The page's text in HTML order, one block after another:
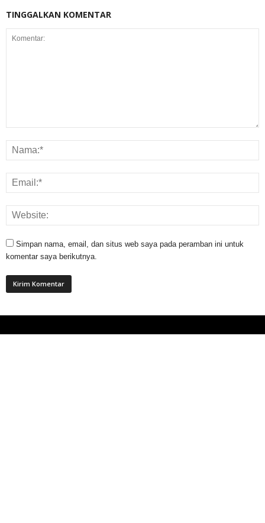
TINGGALKAN KOMENTAR
Simpan nama, email, dan situs web saya pada peramban ini untuk
komentar saya berikutnya.